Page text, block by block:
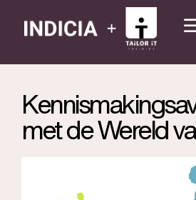
met de Wereld